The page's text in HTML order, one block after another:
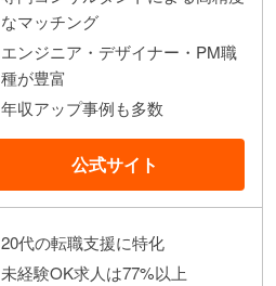
なマッチング
エンジニア・デザイナー・PM職
種が豊富
年収アップ事例も多数
公式サイト
20代の転職支援に特化
未経験OK求人は77%以上